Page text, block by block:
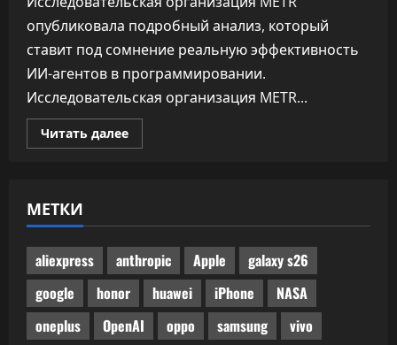
опубликовала подробный анализ, который
ставит под сомнение реальную эффективность
ИИ-агентов в программировании.
Исследовательская организация METR...
Читать далееПрочитать
больше
не
прошла
ручного
код-
ревью
МЕТКИ
aliexpress anthropic Apple
galaxy s26
google
honor huawei iPhone
NASA
oneplus
OpenAI oppo samsung
vivo